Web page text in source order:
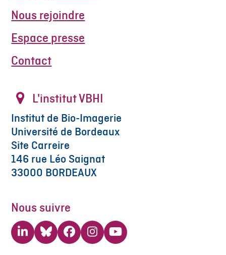
Nous rejoindre
Espace presse
Contact
L'institut VBHI
Institut de Bio-Imagerie
Université de Bordeaux
Site Carreire
146 rue Léo Saignat
33000 BORDEAUX
Nous suivre
LinkedInBlueskyFacebook
Instagram
YouTube